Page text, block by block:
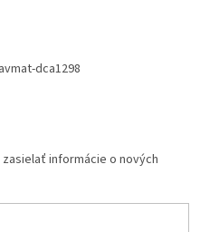
dca1298
informácie o nových